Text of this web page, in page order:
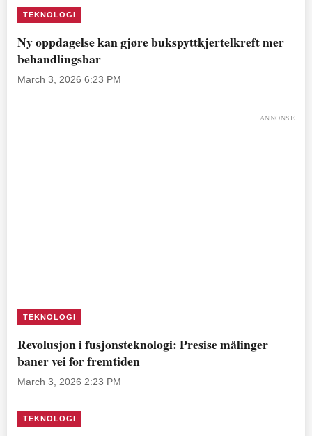
TEKNOLOGI
Ny oppdagelse kan gjøre bukspyttkjertelkreft mer
behandlingsbar
March 3, 2026 6:23 PM
ANNONSE
TEKNOLOGI
Revolusjon i fusjonsteknologi: Presise målinger
baner vei for fremtiden
March 3, 2026 2:23 PM
TEKNOLOGI